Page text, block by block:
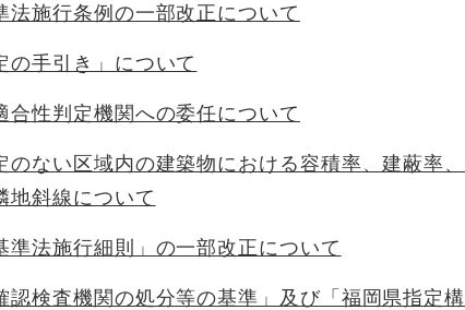
法施行条例の一部改正について
の手引き」について
合性判定機関への委任について
のない区域内の建築物における容積率、建蔽率、
地斜線について
準法施行細則」の一部改正について
認検査機関の処分等の基準」及び「福岡県指定構